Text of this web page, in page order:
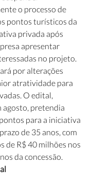
o processo de
pontos turísticos da
privada após
apresentar
no projeto.
por alterações
atratividade para
O edital,
agosto, pretendia
para a iniciativa
de 35 anos, com
de R$ 40 milhões nos
da concessão.